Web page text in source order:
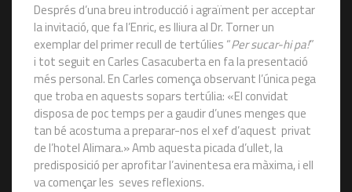
Després d’una breu introducció i agraïment per acceptar
la invitació, que fa l’Enric, es lliura al Dr. Torner un
exemplar del primer recull de tertúlies “Per sucar-hi pa!”
i tot seguit en Carles Casacuberta en fa la presentació
més personal. En Carles comença observant l’única pega
que troba en aquests sopars tertúlia: «El convidat
disposa de poc temps per a gaudir d’unes menges que
tan bé acostuma a preparar-nos el xef d’aquest privat
de l’hotel Alimara.» Amb aquesta picada d’ullet, la
predisposició per aprofitar l’avinentesa era màxima, i ell
va començar les seves reflexions.